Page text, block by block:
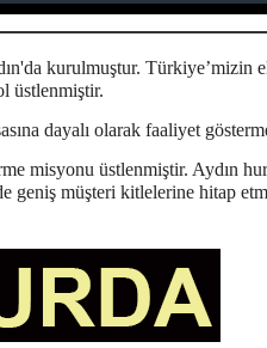
kurulmuştur. Türkiye’mizin
üstlenmiştir.
dayalı olarak faaliyet
misyonu üstlenmiştir. Aydın
müşteri kitlelerine hitap